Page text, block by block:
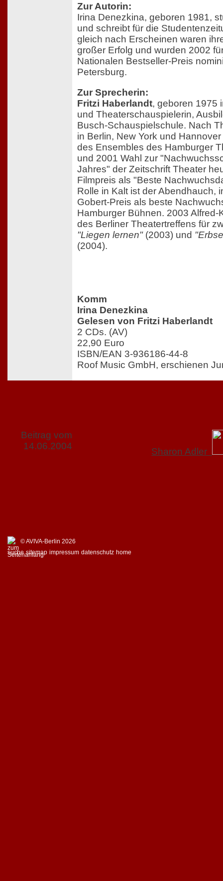
Zur Autorin:
Irina Denezkina, geboren 1981,
und schreibt für die
gleich nach Erscheinen waren
großer Erfolg und wurden 2002
Nationalen Bestseller-Preis
Petersburg.
Zur Sprecherin:
Fritzi Haberlandt, geboren 1975
und Theaterschauspielerin,
Busch-Schauspielschule. Nach
in Berlin, New York und
des Ensembles des Hamburger
und 2001 Wahl zur
Jahres" der Zeitschrift Theater
Filmpreis als "Beste
Rolle in Kalt ist der Abendhauch,
Gobert-Preis als beste
Hamburger Bühnen. 2003 Alfred-
des Berliner Theatertreffens für
"Liegen lernen"(2003) und
(2004).
Komm
Irina Denezkina
Gelesen von Fritzi Haberlandt
2 CDs. (AV)
22,90 Euro
ISBN/EAN 3-936186-44-8
Roof Music GmbH, erschienen
Beitrag vom
14.06.2004
Sharon Adler
© AVIVA-Berlin 2026
suche sitemap impressum datenschutz home